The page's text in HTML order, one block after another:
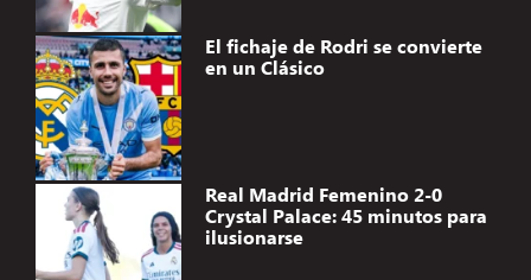
El fichaje de Rodri se convierte
en un Clásico
Real Madrid Femenino 2-0
Crystal Palace: 45 minutos para
ilusionarse